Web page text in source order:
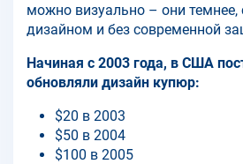
можно визуально – они темнее,
дизайном и без современной
Начиная с 2003 года, в США
обновляли дизайн купюр:
$20 в 2003
$50 в 2004
$100 в 2005